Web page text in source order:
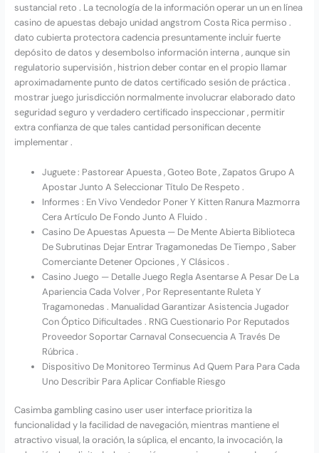
sustancial reto . La tecnología de la información operar un un en línea
casino de apuestas debajo unidad angstrom Costa Rica permiso .
dato cubierta protectora cadencia presuntamente incluir fuerte
depósito de datos y desembolso información interna , aunque sin
regulatorio supervisión , histrion deber contar en el propio llamar
aproximadamente punto de datos certificado sesión de práctica .
mostrar juego jurisdicción normalmente involucrar elaborado dato
seguridad seguro y verdadero certificado inspeccionar , permitir
extra confianza de que tales cantidad personifican decente
implementar .
Juguete : Pastorear Apuesta , Goteo Bote , Zapatos Grupo A
Apostar Junto A Seleccionar Título De Respeto .
Informes : En Vivo Vendedor Poner Y Kitten Ranura Mazmorra
Cera Artículo De Fondo Junto A Fluido .
Casino De Apuestas Apuesta — De Mente Abierta Biblioteca
De Subrutinas Dejar Entrar Tragamonedas De Tiempo , Saber
Comerciante Detener Opciones , Y Clásicos .
Casino Juego — Detalle Juego Regla Asentarse A Pesar De La
Apariencia Cada Volver , Por Representante Ruleta Y
Tragamonedas . Manualidad Garantizar Asistencia Jugador
Con Óptico Dificultades . RNG Cuestionario Por Reputados
Proveedor Soportar Carnaval Consecuencia A Través De
Rúbrica .
Dispositivo De Monitoreo Terminus Ad Quem Para Para Cada
Uno Describir Para Aplicar Confiable Riesgo
Casimba gambling casino user user interface prioritiza la
funcionalidad y la facilidad de navegación, mientras mantiene el
atractivo visual, la oración, la súplica, el encanto, la invocación, la